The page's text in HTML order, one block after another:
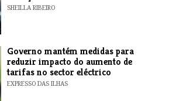
SHEILLA RIBEIRO
Governo mantém medidas para
reduzir impacto do aumento de
tarifas no sector eléctrico
EXPRESSO DAS ILHAS